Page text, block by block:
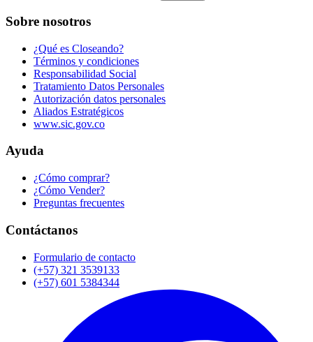
Sobre nosotros
¿Qué es Closeando?
Términos y condiciones
Responsabilidad Social
Tratamiento Datos Personales
Autorización datos personales
Aliados Estratégicos
www.sic.gov.co
Ayuda
¿Cómo comprar?
¿Cómo Vender?
Preguntas frecuentes
Contáctanos
Formulario de contacto
(+57) 321 3539133
(+57) 601 5384344